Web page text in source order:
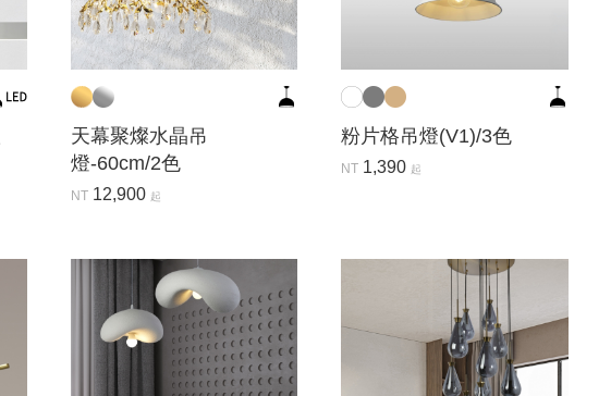
天幕聚燦水晶吊
燈-60cm/2色
NT12,900 起
粉片格吊燈(V1)/3色
NT 1,390 起